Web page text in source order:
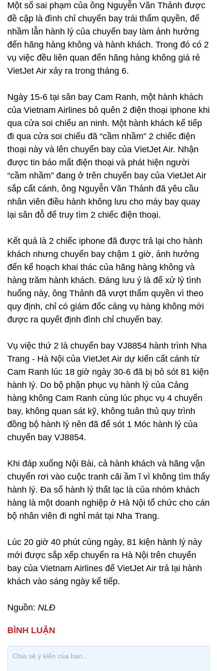
Một số sai phạm của ông Nguyễn Văn Thảnh được
đề cập là đình chỉ chuyến bay trái thẩm quyền, để
nhầm lẫn hành lý của chuyến bay làm ảnh hưởng
đến hãng hàng không và hành khách. Trong đó có 2
vụ việc đều liên quan đến hãng hàng không giá rẻ
VietJet Air xảy ra trong tháng 6.
Ngày 15-6 tại sân bay Cam Ranh, một hành khách
của Vietnam Airlines bỏ quên 2 điện thoại iphone khi
qua cửa soi chiếu an ninh. Một hành khách kế tiếp
đi qua cửa soi chiếu đã “cầm nhầm” 2 chiếc điện
thoại này và lên chuyến bay của VietJet Air. Nhận
được tin báo mất điện thoại và phát hiện người
“cầm nhầm” đang ở trên chuyến bay của VietJet Air
sắp cất cánh, ông Nguyễn Văn Thảnh đã yêu cầu
nhân viên điều hành không lưu cho máy bay quay
lại sân đỗ để truy tìm 2 chiếc điện thoại.
Kết quả là 2 chiếc iphone đã được trả lại cho hành
khách nhưng chuyến bay chậm 1 giờ, ảnh hưởng
đến kế hoạch khai thác của hãng hàng không và
hàng trăm hành khách. Đáng lưu ý là để xử lý tình
huống này, ông Thảnh đã vượt thẩm quyền vì theo
quy định, chỉ có giám đốc cảng vụ hàng không mới
được ra quyết định đình chỉ chuyến bay.
Vụ việc thứ 2 là chuyến bay VJ8854 hành trình Nha
Trang - Hà Nội của VietJet Air dự kiến cất cánh từ
Cam Ranh lúc 18 giờ ngày 30-6 đã bị bỏ sót 81 kiện
hành lý. Do bộ phận phục vụ hành lý của Cảng
hàng không Cam Ranh cùng lúc phục vụ 4 chuyến
bay, không quan sát kỹ, không tuân thủ quy trình
đồng bộ hành lý nên đã để sót 1 Móc hành lý của
chuyến bay VJ8854.
Khi đáp xuống Nội Bài, cả hành khách và hãng vận
chuyển rơi vào cuộc tranh cãi ầm ĩ vì không tìm thấy
hành lý. Đa số hành lý thất lạc là của nhóm khách
hàng là một doanh nghiệp ở Hà Nội tổ chức cho cán
bộ nhân viên đi nghỉ mát tại Nha Trang.
Lúc 20 giờ 40 phút cùng ngày, 81 kiện hành lý này
mới được sắp xếp chuyển ra Hà Nội trên chuyến
bay của Vietnam Airlines để VietJet Air trả lại hành
khách vào sáng ngày kế tiếp.
Nguồn: NLĐ